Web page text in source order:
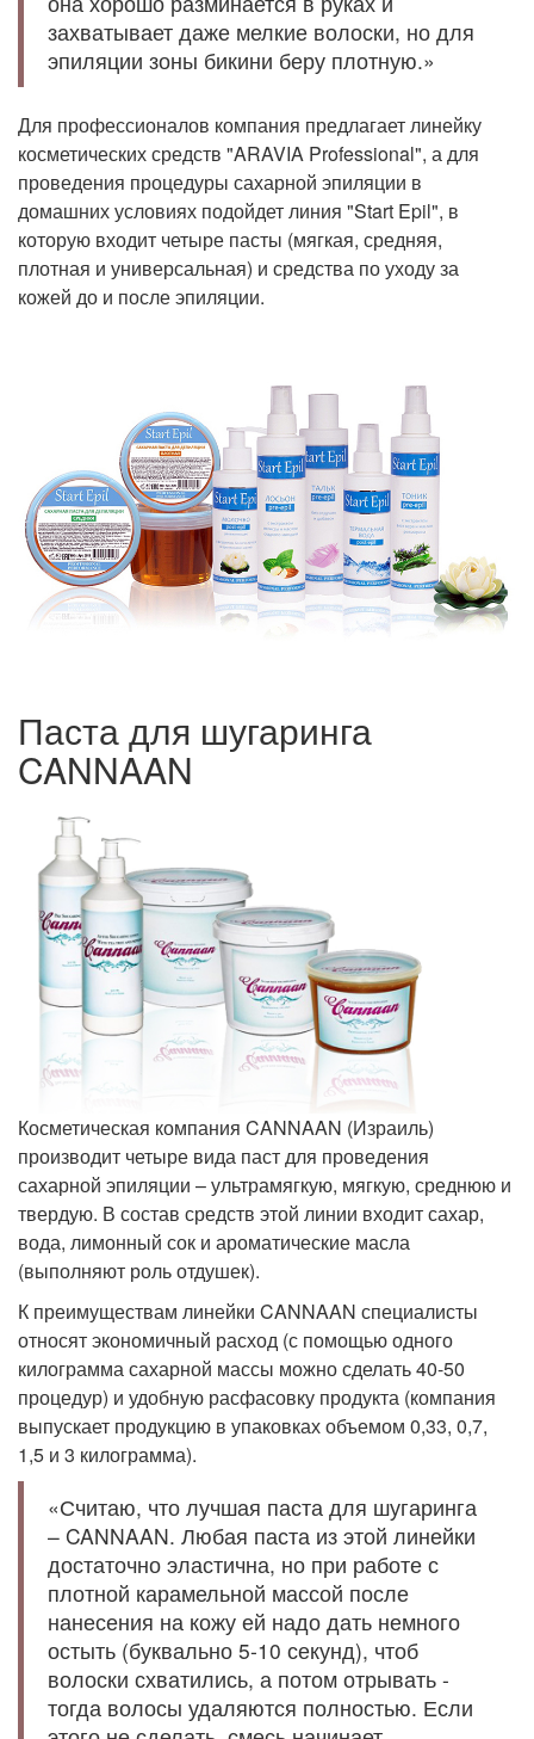
захватывает даже мелкие волоски, но для
эпиляции зоны бикини беру плотную.»
Для профессионалов компания предлагает линейку
косметических средств "ARAVIA Professional", а для
проведения процедуры сахарной эпиляции в
домашних условиях подойдет линия "Start Epil", в
которую входит четыре пасты (мягкая, средняя,
плотная и универсальная) и средства по уходу за
кожей до и после эпиляции.
Паста для шугаринга
CANNAAN
Косметическая компания CANNAAN (Израиль)
производит четыре вида паст для проведения
сахарной эпиляции – ультрамягкую, мягкую, среднюю и
твердую. В состав средств этой линии входит сахар,
вода, лимонный сок и ароматические масла
(выполняют роль отдушек).
К преимуществам линейки CANNAAN специалисты
относят экономичный расход (с помощью одного
килограмма сахарной массы можно сделать 40-50
процедур) и удобную расфасовку продукта (компания
выпускает продукцию в упаковках объемом 0,33, 0,7,
1,5 и 3 килограмма).
«Считаю, что лучшая паста для шугаринга
– CANNAAN. Любая паста из этой линейки
достаточно эластична, но при работе с
плотной карамельной массой после
нанесения на кожу ей надо дать немного
остыть (буквально 5-10 секунд), чтоб
волоски схватились, а потом отрывать -
тогда волосы удаляются полностью. Если